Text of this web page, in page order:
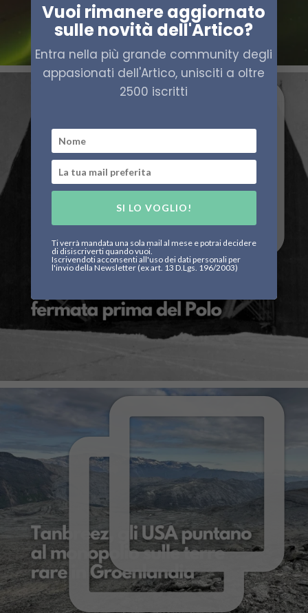
Vuoi rimanere aggiornato
sulle novità dell'Artico?
Entra nella più grande community degli
appasionati dell'Artico, unisciti a oltre
2500 iscritti
SI LO VOGLIO!
Ti verrà mandata una sola mail al mese e potrai decidere
di disiscriverti quando vuoi.
Iscrivendoti acconsenti all'uso dei dati personali per
l'invio della Newsletter (ex art. 13 D.Lgs. 196/2003)